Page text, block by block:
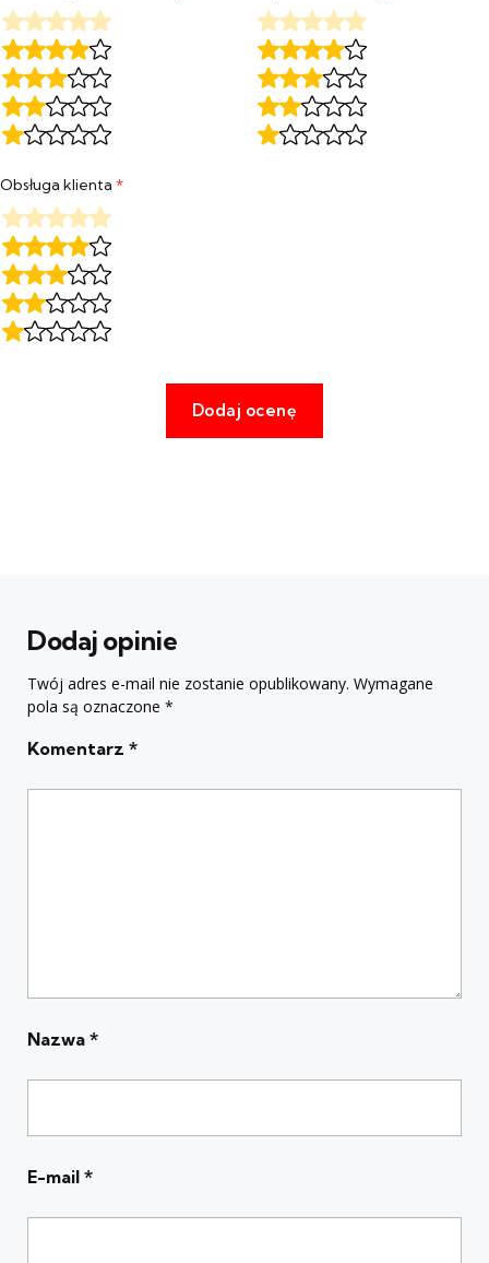
Obsługa klienta *
Dodaj opinie
Twój adres e-mail nie zostanie opublikowany. Wymagane
pola są oznaczone *
Komentarz *
Nazwa *
E-mail *